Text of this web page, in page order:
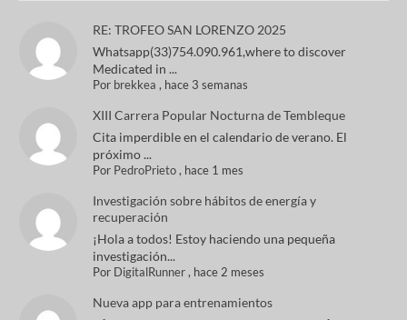
RE: TROFEO SAN LORENZO 2025
Whatsapp(33)754.090.961,where to discover
Medicated in ...
Por brekkea , hace 3 semanas
XIII Carrera Popular Nocturna de Tembleque
Cita imperdible en el calendario de verano. El
próximo ...
Por PedroPrieto, hace 1 mes
Investigación sobre hábitos de energía y
recuperación
¡Hola a todos! Estoy haciendo una pequeña
investigación...
Por DigitalRunner, hace 2 meses
Nueva app para entrenamientos